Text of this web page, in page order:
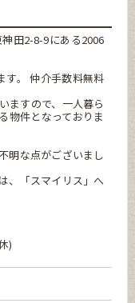
田2-8-9にある2006
す。 仲介手数料無料
ますので、一人暮ら
物件となっておりま
明な点がございまし
、「スマイリス」へ
)